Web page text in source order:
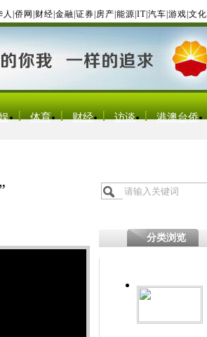
人 侨网 财经 金融 证券 房产 能源 IT| 汽车 游戏 文化
体育 财经 访谈 港澳台侨
分类浏览